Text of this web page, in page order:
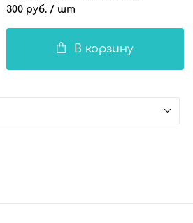
матовый однотонный, винный
300 руб. / шт
В корзину